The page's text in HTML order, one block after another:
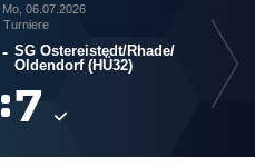
06.07.2026
Turniere
- SG Ostereistedt/​Rhade/​
Oldendorf (HÜ32)
: